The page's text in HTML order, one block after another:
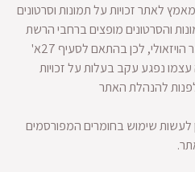
זכויות על תמונות וסרטונים
מופצים ברחבי הרשת
ולא מתאפשרת הגעה למקור החומר הויזאולי, לכן בהתאם לסעיף 27א'
נפגע עקב בעלות על זכויות
להנהלת האתר
שימוש בחומרים המפורסמים